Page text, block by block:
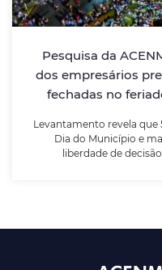
Pesquisa da
dos empresários
fechadas no
Levantamento revela que
Dia do Município e
liberdade de
Levantamento
empresários defende